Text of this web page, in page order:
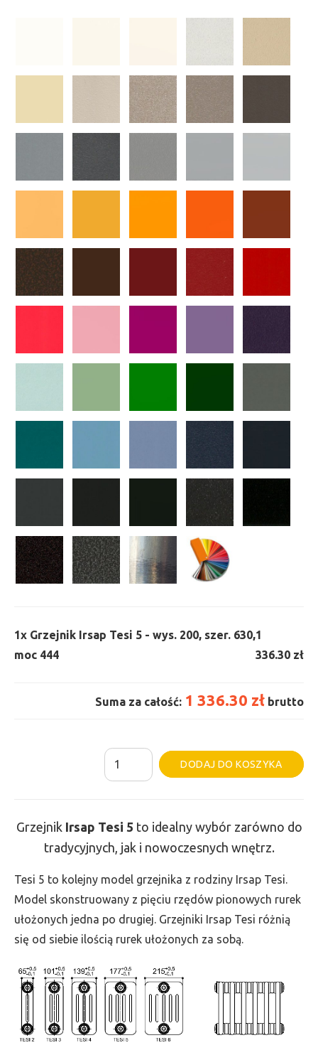
1x Grzejnik Irsap Tesi 5 - wys. 200, szer. 630,
moc 444
1
336.30 zł
Suma za całość: 1 336.30 zł brutto
ilość
Grzejnik
-
wys.
200,
szer.
630,
444
DODAJ DO KOSZYKA
Grzejnik Irsap Tesi 5 to idealny wybór zarówno do
tradycyjnych, jak i nowoczesnych wnętrz.
Tesi 5 to kolejny model grzejnika z rodziny Irsap Tesi.
Model skonstruowany z pięciu rzędów pionowych rurek
ułożonych jedna po drugiej. Grzejniki Irsap Tesi różnią
się od siebie ilością rurek ułożonych za sobą.